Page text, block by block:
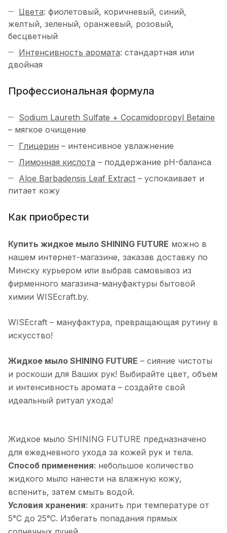
Цвета: фиолетовый, коричневый, синий,
желтый, зеленый, оранжевый, розовый,
бесцветный
Интенсивность аромата: стандартная или
двойная
Профессиональная формула
Sodium Laureth Sulfate + Cocamidopropyl Betaine
– мягкое очищение
Глицерин – интенсивное увлажнение
Лимонная кислота – поддержание pH-баланса
Aloe Barbadensis Leaf Extract – успокаивает и
питает кожу
Как приобрести
Купить жидкое мыло SHINING FUTURE можно в
нашем интернет-магазине, заказав доставку по
Минску курьером или выбрав самовывоз из
фирменного магазина-мануфактуры бытовой
химии WISEcraft.by.
WISEcraft – мануфактура, превращающая рутину в
искусство!
Жидкое мыло SHINING FUTURE – сияние чистоты
и роскоши для Ваших рук! Выбирайте цвет, объем
и интенсивность аромата – создайте свой
идеальный ритуал ухода!
Жидкое мыло SHINING FUTURE предназначено
для ежедневного ухода за кожей рук и тела.
Способ применения: небольшое количество
жидкого мыло нанести на влажную кожу,
вспенить, затем смыть водой.
Условия хранения: хранить при температуре от
5°С до 25°С. Избегать попадания прямых